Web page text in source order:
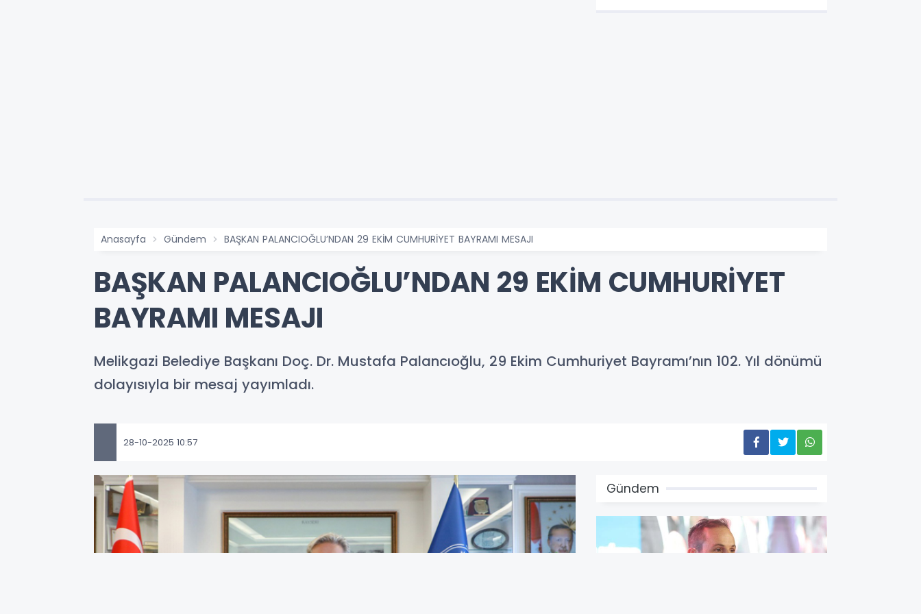
Anasayfa Gündem BAŞKAN PALANCIOĞLU’NDAN 29 EKİM CUMHURİYET BAYRAMI MESAJI
BAŞKAN PALANCIOĞLU’NDAN 29 EKİM CUMHURİYET
BAYRAMI MESAJI
Melikgazi Belediye Başkanı Doç. Dr. Mustafa Palancıoğlu, 29 Ekim Cumhuriyet Bayramı’nın 102. Yıl dönümü
dolayısıyla bir mesaj yayımladı.
28-10-2025 10:57
Gündem